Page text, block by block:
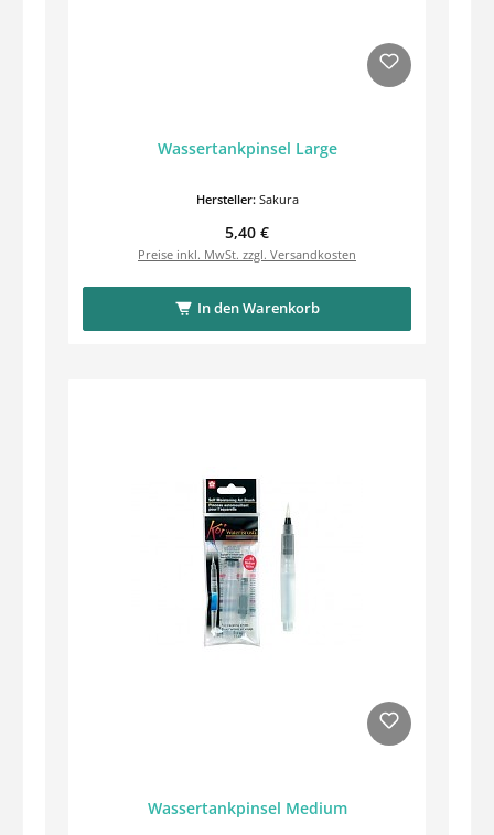
Wassertankpinsel Large
Hersteller: Sakura
Regulärer Preis:
5,40 €
Preise inkl. MwSt. zzgl. Versandkosten
In den Warenkorb
Wassertankpinsel Medium